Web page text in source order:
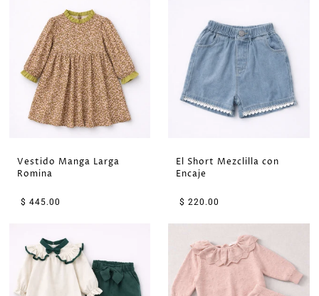
Vestido Manga Larga
Romina
$ 445.00
El Short Mezclilla con
Encaje
$ 220.00